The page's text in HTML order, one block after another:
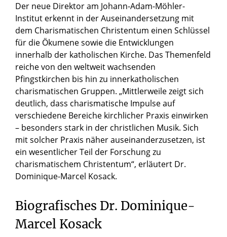
Der neue Direktor am Johann-Adam-Möhler-
Institut erkennt in der Auseinandersetzung mit
dem Charismatischen Christentum einen Schlüssel
für die Ökumene sowie die Entwicklungen
innerhalb der katholischen Kirche. Das Themenfeld
reiche von den weltweit wachsenden
Pfingstkirchen bis hin zu innerkatholischen
charismatischen Gruppen. „Mittlerweile zeigt sich
deutlich, dass charismatische Impulse auf
verschiedene Bereiche kirchlicher Praxis einwirken
– besonders stark in der christlichen Musik. Sich
mit solcher Praxis näher auseinanderzusetzen, ist
ein wesentlicher Teil der Forschung zu
charismatischem Christentum“, erläutert Dr.
Dominique-Marcel Kosack.
Biografisches Dr. Dominique-
Marcel Kosack